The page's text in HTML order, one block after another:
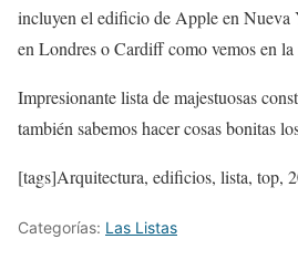
incluyen el edificio de Apple en Nueva
en Londres o Cardiff como vemos en
Impresionante lista de majestuosas
también sabemos hacer cosas bonitas
[tags]Arquitectura, edificios, lista, top,
Categorías: Las Listas